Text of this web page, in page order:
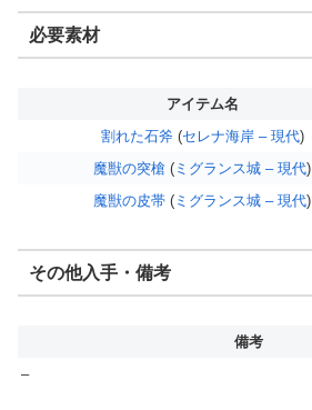
必要素材
アイテム名
割れた石斧(セレナ海岸 – 現代)
魔獣の突槍 ( ミグランス城 – 現代)
魔獣の皮帯 ( ミグランス城 – 現代)
その他入手・備考
備考
–